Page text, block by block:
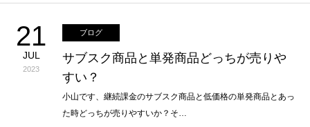
21
JUL
2023
ブログ
サブスク商品と単発商品どっちが売りや
すい？
小山です、継続課金のサブスク商品と低価格の単発商品とあっ
た時どっちが売りやすいか？そ…